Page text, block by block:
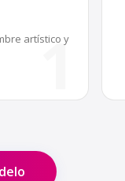
artístico y
1